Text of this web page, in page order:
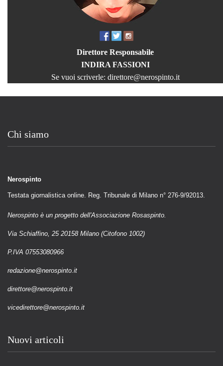
Direttore Responsabile
INDIRA FASSIONI
Se vuoi scriverle: direttore@nerospinto.it
Chi siamo
Nerospinto
Testata giornalistica online. Reg. Tribunale di Milano n° 276-9/92013.
Nerospinto è un progetto dell'Associazione Rosaspinto.
Via Schiaffino, 25 20158 Milano (Citofono 1002)
P.IVA 07553080966
redazione@nerospinto.it
direttore@nerospinto.it
vicedirettore@nerospinto.it
Nuovi articoli